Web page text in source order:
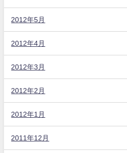
2012年5月
2012年4月
2012年3月
2012年2月
2012年1月
2011年12月